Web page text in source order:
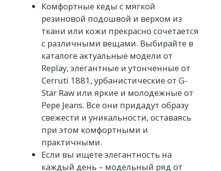
Комфортные кеды с мягкой
резиновой подошвой и верхом из
ткани или кожи прекрасно сочетается
с различными вещами. Выбирайте в
каталоге актуальные модели от
Replay, элегантные и утонченные от
Cerruti 1881, урбанистические от G-
Star Raw или яркие и молодежные от
Pepe Jeans. Все они придадут образу
свежести и уникальности, оставаясь
при этом комфортными и
практичными.
Если вы ищете элегантность на
каждый день – модельный ряд от